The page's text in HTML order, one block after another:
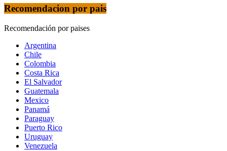
Recomendacion por pais
Recomendación por paises
Argentina
Chile
Colombia
Costa Rica
El Salvador
Guatemala
Mexico
Panamá
Paraguay
Puerto Rico
Uruguay
Venezuela